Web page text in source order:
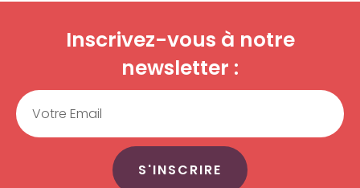
Inscrivez-vous à notre
newsletter :
Email
S'INSCRIRE